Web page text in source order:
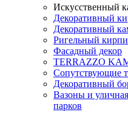
Искусственный
Декоративный
Декоративный
Ригельный
Фасадный декор
TERRAZZO
Сопутствующие
Декоративный
Вазоны и
парков